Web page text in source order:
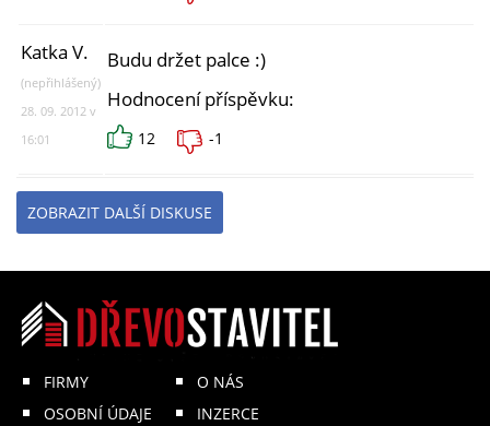
Katka V.
(nepřihlášený)
28. 09. 2012 v
16:01
Budu držet palce :)
Hodnocení příspěvku:
12 -1
ZOBRAZIT DALŠÍ DISKUSE
FIRMY
OSOBNÍ ÚDAJE
O NÁS
INZERCE